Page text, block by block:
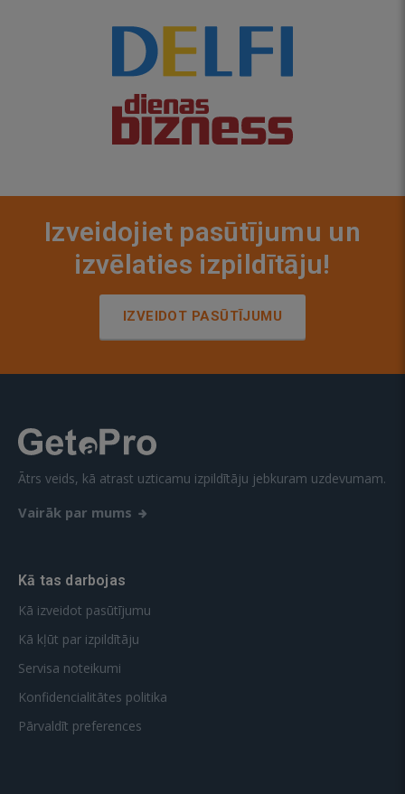
Izveidojiet pasūtījumu un
izvēlaties izpildītāju!
IZVEIDOT PASŪTĪJUMU
Ātrs veids, kā atrast uzticamu izpildītāju jebkuram uzdevumam.
Vairāk par mums
Kā tas darbojas
Kā izveidot pasūtījumu
Kā kļūt par izpildītāju
Servisa noteikumi
Konfidencialitātes politika
Pārvaldīt preferences